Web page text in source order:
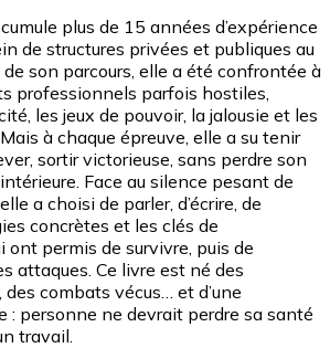
plus de 15 années d’expérience
de structures privées et publiques au
son parcours, elle a été confrontée à
professionnels parfois hostiles,
les jeux de pouvoir, la jalousie et les
à chaque épreuve, elle a su tenir
sortir victorieuse, sans perdre son
Face au silence pesant de
a choisi de parler, d’écrire, de
concrètes et les clés de
ont permis de survivre, puis de
attaques. Ce livre est né des
combats vécus… et d’une
: personne ne devrait perdre sa santé
travail.